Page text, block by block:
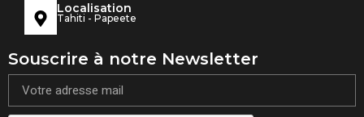
Localisation
Tahiti - Papeete
Souscrire à notre Newsletter